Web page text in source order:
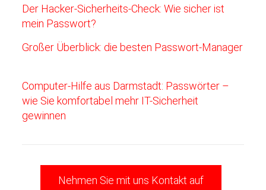
Der Hacker-Sicherheits-Check: Wie sicher ist
mein Passwort?
Großer Überblick: die besten Passwort-Manager
Computer-Hilfe aus Darmstadt: Passwörter –
wie Sie komfortabel mehr IT-Sicherheit
gewinnen
Nehmen Sie mit uns Kontakt auf